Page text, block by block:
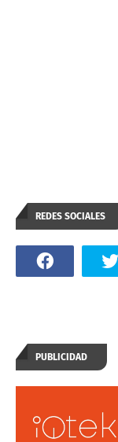
REDES SOCIALES
PUBLICIDAD